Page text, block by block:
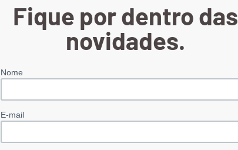
Fique por dentro das
novidades.
Nome
E-mail